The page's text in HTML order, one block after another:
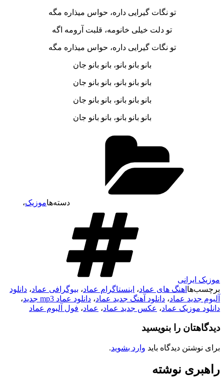
تو نگات گیرایی داره، حواس میذاره مگه
تو دلت خیلی خانومه، قلبت آرومه اگه
تو نگات گیرایی داره، حواس میذاره مگه
بانو بانو بانو، بانو بانو جان
بانو بانو بانو، بانو بانو جان
بانو بانو بانو، بانو بانو جان
بانو بانو بانو، بانو بانو جان
دسته‌هاموزیک،
موزیک ایرانی
برچسب‌ها اهنگ های عماد، اینستاگرام عماد، بیوگرافی عماد، دانلود
آلبوم جدید عماد، دانلود آهنگ جدید عماد، دانلود عماد mp3 جدید
،
دانلود موزیک عماد، عکس جدید عماد، عماد، فول آلبوم عماد
دیدگاهتان را بنویسید
برای نوشتن دیدگاه باید وارد بشوید.
راهبری نوشته